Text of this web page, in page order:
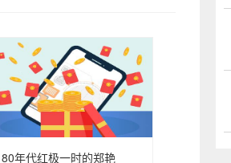
80年代红极一时的郑艳